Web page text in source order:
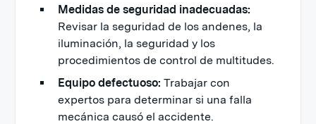
Medidas de seguridad inadecuadas:
Revisar la seguridad de los andenes, la
iluminación, la seguridad y los
procedimientos de control de multitudes.
Equipo defectuoso: Trabajar con
expertos para determinar si una falla
mecánica causó el accidente.